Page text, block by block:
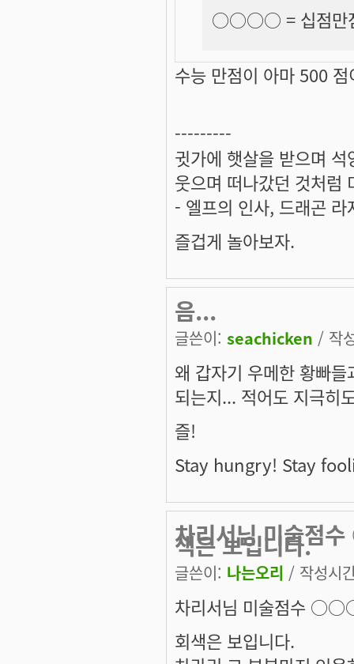
○○○○ = 십점만
수능 만점이 아마 500
---------
귓가에 햇살을 받으며
웃으며 떠나갔던 것처럼
- 엘프의 인사, 드래곤 라
즐겁게 놀아보자.
음...
글쓴이: seachicken / 작
왜 갑자기 우메한 황빠
되는지... 적어도 지극히
즐!
Stay hungry! Stay
차리서님 미술점
색은 보입니다.
글쓴이: 나는오리 / 작성시
차리서님 미술점수
회색은 보입니다.